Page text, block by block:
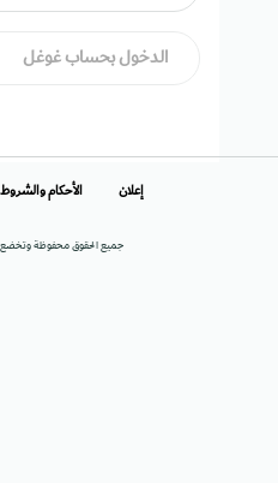
الدخول بحساب غوغل
جميع الحقوق محفوظة وتخضع
إعلان الأحكام والشروط